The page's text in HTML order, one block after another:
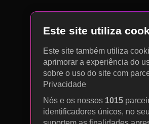
Este site utiliza
Este site também utiliza
aprimorar a experiência do
sobre o uso do site com
Privacidade
Nós e os nossos 1015
identificadores únicos, no